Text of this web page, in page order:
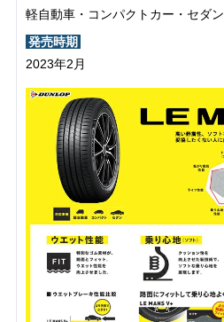
軽自動車・コンパクトカー・セダン
発売時期
2023年2月